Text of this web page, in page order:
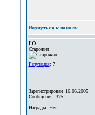
Вернуться к началу
LO
Старожил
Репутация: 7
Зарегистрирован: 16.06.2005
Сообщения: 375
Награды: Нет